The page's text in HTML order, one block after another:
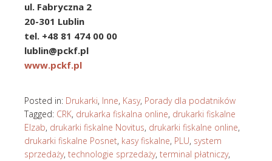
ul. Fabryczna 2
20-301 Lublin
tel. +48 81 474 00 00
lublin@pckf.pl
www.pckf.pl
Posted in: Drukarki, Inne, Kasy, Porady dla podatników
Tagged: CRK, drukarka fiskalna online, drukarki fiskalne
Elzab, drukarki fiskalne Novitus, drukarki fiskalne online,
drukarki fiskalne Posnet, kasy fiskalne, PLU, system
sprzedaży, technologie sprzedaży, terminal płatniczy,